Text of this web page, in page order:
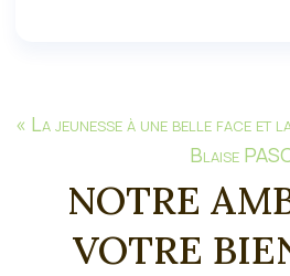
« La jeunesse à une belle face et
Blaise
NOTRE
VOTRE